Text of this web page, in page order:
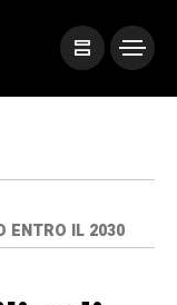
ENTRO IL 2030